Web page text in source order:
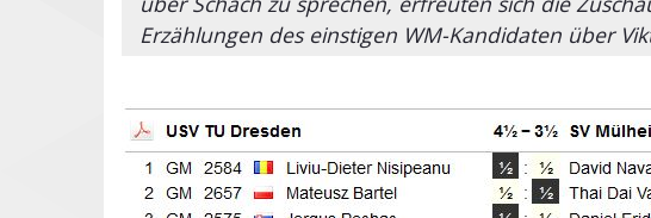
Erzählungen des einstigen WM-Kandidaten über